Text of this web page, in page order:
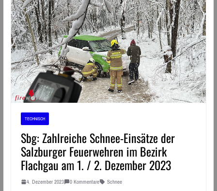
TECHNISCH
Sbg: Zahlreiche Schnee-Einsätze der
Salzburger Feuerwehren im Bezirk
Flachgau am 1. / 2. Dezember 2023
4. Dezember 2023 0 Kommentare Schnee